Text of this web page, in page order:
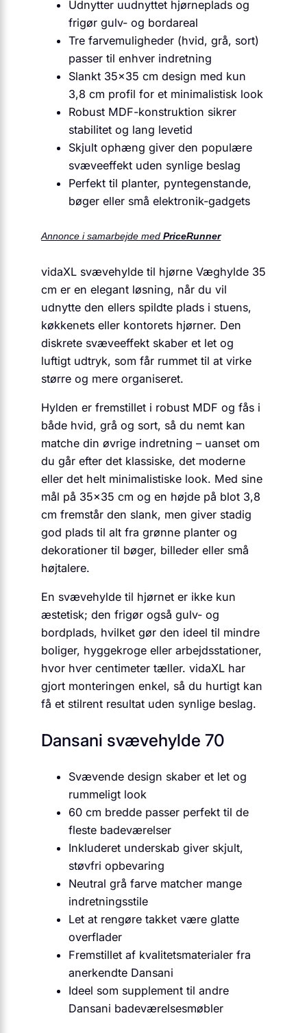
Udnytter uudnyttet hjørneplads og
frigør gulv- og bordareal
Tre farvemuligheder (hvid, grå, sort)
passer til enhver indretning
Slankt 35×35 cm design med kun
3,8 cm profil for et minimalistisk look
Robust MDF-konstruktion sikrer
stabilitet og lang levetid
Skjult ophæng giver den populære
svæveeffekt uden synlige beslag
Perfekt til planter, pyntegenstande,
bøger eller små elektronik-gadgets
Annonce i samarbejde med PriceRunner
vidaXL svævehylde til hjørne Væghylde 35
cm er en elegant løsning, når du vil
udnytte den ellers spildte plads i stuens,
køkkenets eller kontorets hjørner. Den
diskrete svæveeffekt skaber et let og
luftigt udtryk, som får rummet til at virke
større og mere organiseret.
Hylden er fremstillet i robust MDF og fås i
både hvid, grå og sort, så du nemt kan
matche din øvrige indretning – uanset om
du går efter det klassiske, det moderne
eller det helt minimalistiske look. Med sine
mål på 35×35 cm og en højde på blot 3,8
cm fremstår den slank, men giver stadig
god plads til alt fra grønne planter og
dekorationer til bøger, billeder eller små
højtalere.
En svævehylde til hjørnet er ikke kun
æstetisk; den frigør også gulv- og
bordplads, hvilket gør den ideel til mindre
boliger, hyggekroge eller arbejdsstationer,
hvor hver centimeter tæller. vidaXL har
gjort monteringen enkel, så du hurtigt kan
få et stilrent resultat uden synlige beslag.
Dansani svævehylde 70
Svævende design skaber et let og
rummeligt look
60 cm bredde passer perfekt til de
fleste badeværelser
Inkluderet underskab giver skjult,
støvfri opbevaring
Neutral grå farve matcher mange
indretningsstile
Let at rengøre takket være glatte
overflader
Fremstillet af kvalitetsmaterialer fra
anerkendte Dansani
Ideel som supplement til andre
Dansani badeværelsesmøbler